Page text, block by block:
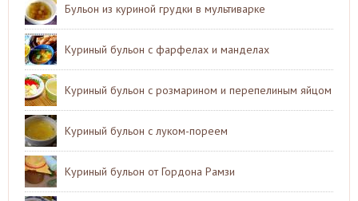
Бульон из куриной грудки в мультиварке
Куриный бульон с фарфелах и манделах
Куриный бульон с розмарином и перепелиным яйцом
Куриный бульон с луком-пореем
Куриный бульон от Гордона Рамзи